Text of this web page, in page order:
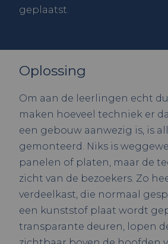
geplaatst.
Oplossing
Om aan de leerlingen echt
maken hoeveel techniek er
een gebouw aanwezig is, is
gemonteerd. Niks is
panelen of platen, maar de
zicht van de bezoekers. Zo
verdeelkast, die normaal
een kunststof plaat wordt
transparante deuren, lopen